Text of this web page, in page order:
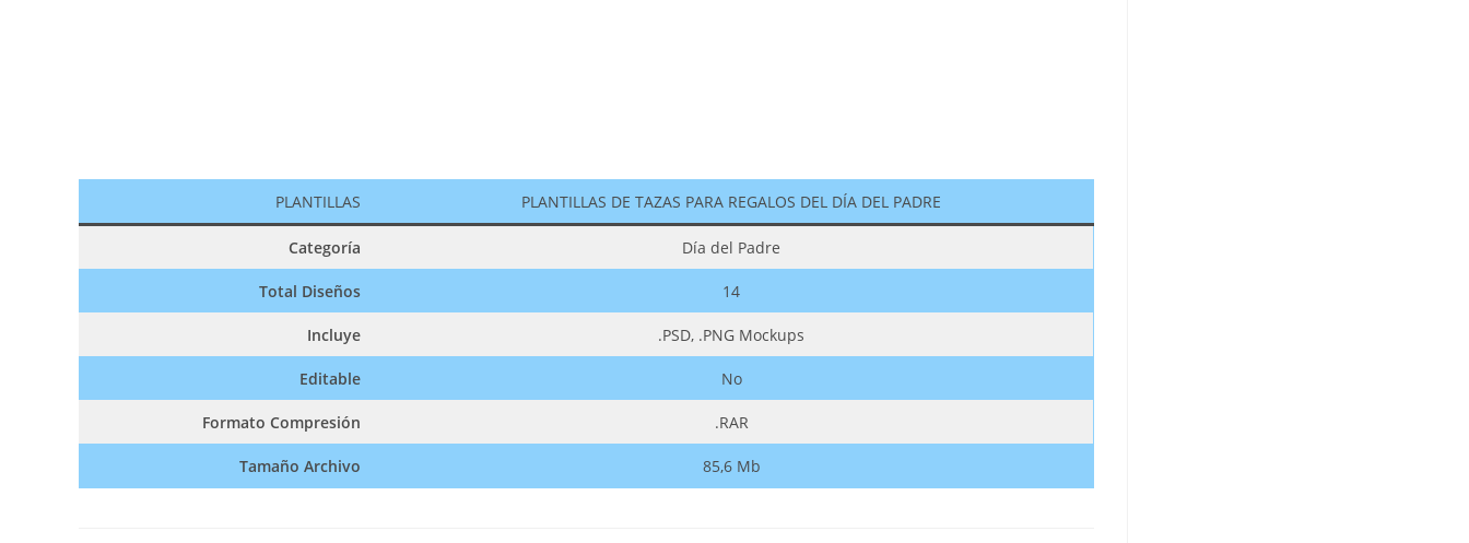
PLANTILLAS PLANTILLAS DE TAZAS PARA REGALOS DEL DÍA DEL PADRE
Categoría Día del Padre
Total Diseños 14
Incluye .PSD, .PNG Mockups
Editable No
Formato Compresión .RAR
Tamaño Archivo 85,6 Mb